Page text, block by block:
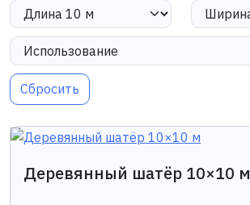
Сбросить
Деревянный шатёр 10×10 м